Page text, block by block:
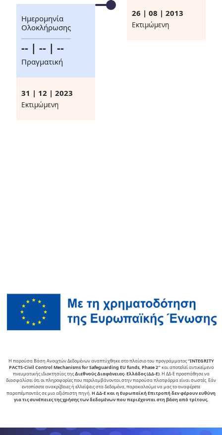
26 | 08 | 2013
Eκτιμώμενη
Ημερομηνία
Ολοκλήρωσης
-- | -- | --
Πραγματική
31 | 12 | 2023
Eκτιμώμενη
Η παρούσα Βάση Ανοιχτών Δεδομένων αναπτύχθηκε στο πλαίσιο του προγράμματος“INTEGRITY
PACTS-Civil Control Mechanisms for Safeguarding EU funds, Phase 2″και αποτελεί αντικείµενο
πνευµατικής ιδιοκτησίας της∆ιεθνούς ∆ιαφάνειας- Ελλάδος (ΔΔ-Ε). Η ΔΔ-Ε προσπάθησε να
διασφαλίσει ότι οι πληροφορίες που περιλαμβάνονται στην παρούσα πλατφόρμα είναι σωστές. Εάν
εντοπίσετε ανακρίβειες ή ελλείψεις στα δεδομένα, παρακαλούμε να μας το αναφέρετε
παραπέμποντάς σε μια αξιόπιστη πηγή.Η ΔΔ-Ε και η Ευρωπαϊκή Επιτροπή δεν φέρουν ευθύνη
για τις συνέπειες της χρήσης των δεδομένων που περιέχονται στη βάση από τρίτους.